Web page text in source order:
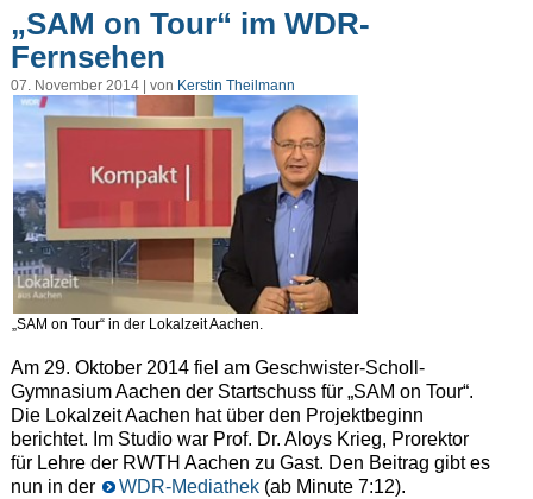
„SAM on Tour“ im WDR-
Fernsehen
07. November 2014 | von Kerstin Theilmann
„SAM on Tour“ in der Lokalzeit Aachen.
Am 29. Oktober 2014 fiel am Geschwister-Scholl-
Gymnasium Aachen der Startschuss für „SAM on Tour“.
Die Lokalzeit Aachen hat über den Projektbeginn
berichtet. Im Studio war Prof. Dr. Aloys Krieg, Prorektor
für Lehre der RWTH Aachen zu Gast. Den Beitrag gibt es
nun in der
WDR-Mediathek(ab Minute 7:12).